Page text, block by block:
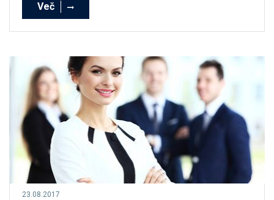
Več
23.08.2017